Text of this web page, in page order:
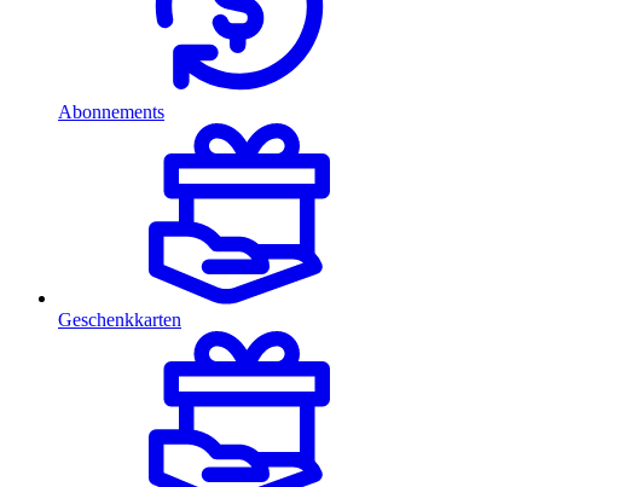
Abonnements
Geschenkkarten